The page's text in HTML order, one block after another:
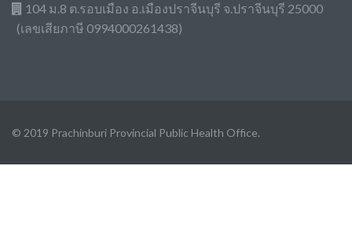
104 ม.8 ต.รอบเมือง อ.เมืองปราจีนบุรี จ.ปราจีนบุรี 25000
(เลขเสียภาษี 0994000261438)
© 2019 Prachinburi Provincial Public Health Office.